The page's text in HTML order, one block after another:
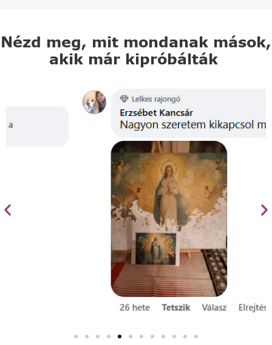
Nézd meg, mit mondanak mások,
akik már kipróbálták